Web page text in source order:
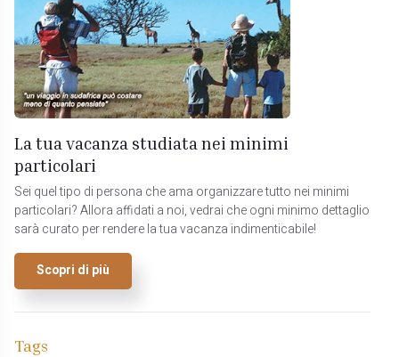
La tua vacanza studiata nei minimi
particolari
Sei quel tipo di persona che ama organizzare tutto nei minimi
particolari? Allora affidati a noi, vedrai che ogni minimo dettaglio
sarà curato per rendere la tua vacanza indimenticabile!
Scopri di più
Tags